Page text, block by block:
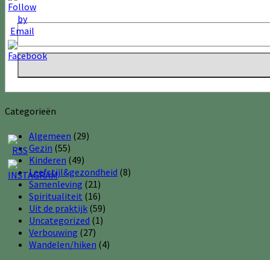
Categorieën
Algemeen (29)
Gezin (55)
Kinderen (49)
Leefstijl&gezondheid (8)
Samenleving (21)
Spiritualiteit (16)
Uit de praktijk (59)
Uncategorized (1)
Verbouwing (27)
Wandelen/hiken (4)